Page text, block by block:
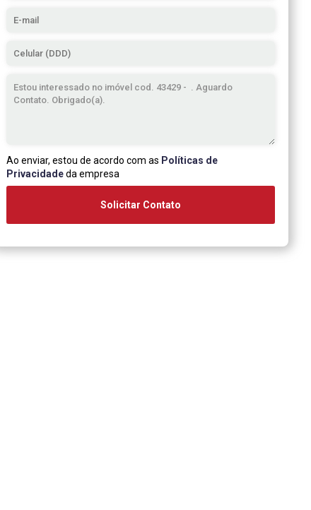
Ao enviar, estou de acordo com as Políticas de
Privacidadeda empresa
Solicitar Contato